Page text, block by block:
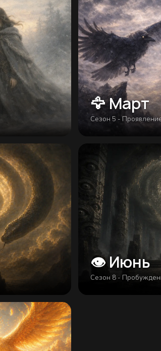
🦅 Март
Сезон 5 -
👁 Июнь
Сезон 8 -